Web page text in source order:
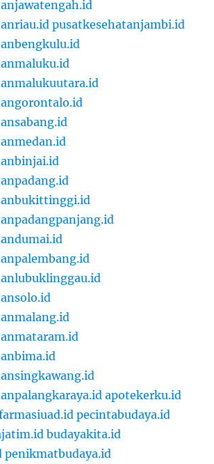
pusatkesehatanjambi.id
apotekerku.id
pecintabudaya.id
budayakita.id
penikmatbudaya.id